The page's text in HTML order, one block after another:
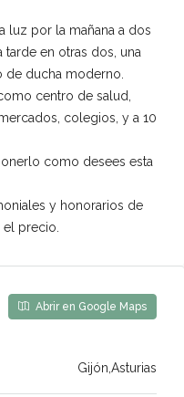
luz por la mañana a dos
en otras dos, una
de ducha moderno.
centro de salud,
colegios, y a 10
como desees esta
y honorarios de
precio.
Abrir en Google Maps
Gijón,Asturias